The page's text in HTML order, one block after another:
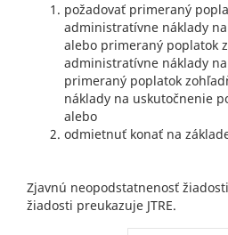
požadovať primeraný
administratívne náklady
alebo primeraný poplatok
administratívne náklady
primeraný poplatok
náklady na uskutočnenie
alebo
odmietnuť konať na
Zjavnú neopodstatnenosť
žiadosti preukazuje JTRE.